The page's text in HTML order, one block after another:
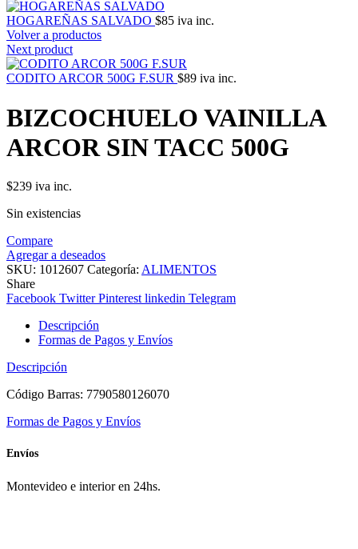
HOGAREÑAS SALVADO $85 iva inc.
Volver a productos
Next product
CODITO ARCOR 500G F.SUR $89 iva inc.
BIZCOCHUELO VAINILLA
ARCOR SIN TACC 500G
$239 iva inc.
Sin existencias
Compare
Agregar a deseados
SKU: 1012607 Categoría: ALIMENTOS
Share
Facebook Twitter Pinterest linkedin Telegram
Descripción
Formas de Pagos y Envíos
Descripción
Código Barras: 7790580126070
Formas de Pagos y Envíos
Envíos
Montevideo e interior en 24hs.